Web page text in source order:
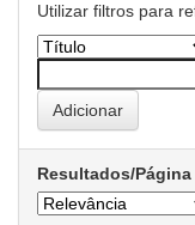
Utilizar filtros para
Resultados/Página